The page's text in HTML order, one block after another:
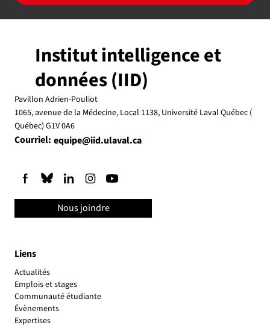
Liens
Actualités
Emplois et stages
Communauté étudiante
Évènements
Expertises
Institut intelligence et
données (IID)
Pavillon Adrien-Pouliot
1065, avenue de la Médecine, Local 1138, Université Laval Québec (
Québec) G1V 0A6
Courriel: equipe@iid.ulaval.ca
Nous joindre